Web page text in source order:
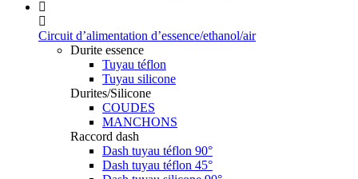
Circuit d’alimentation d’essence/ethanol/air
Durite essence
Tuyau téflon
Tuyau silicone
Durites/Silicone
COUDES
MANCHONS
Raccord dash
Dash tuyau téflon 90°
Dash tuyau téflon 45°